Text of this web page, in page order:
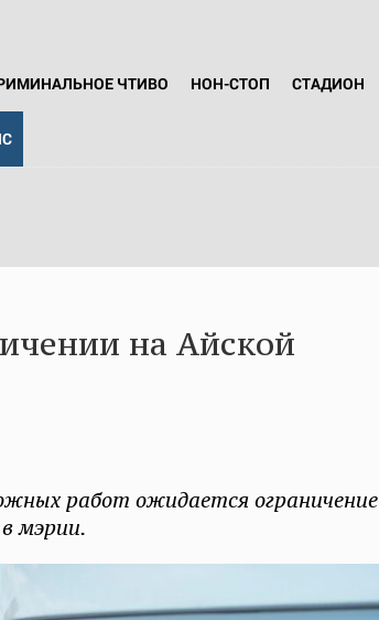
ЧТИВО НОН-СТОП СТАДИОН
на Айской
работ ожидается ограничение
мэрии.